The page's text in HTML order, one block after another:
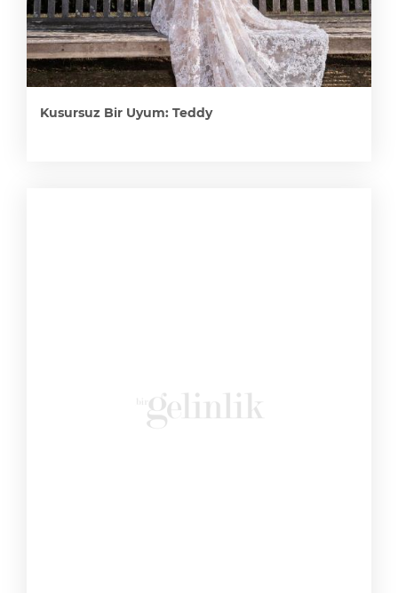
Kusursuz Bir Uyum: Teddy